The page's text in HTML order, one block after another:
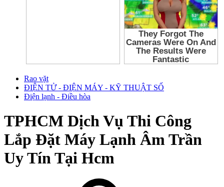
Rao vặt
ĐIỆN TỬ - ĐIỆN MÁY - KỸ THUẬT SỐ
Điện lạnh - Điều hòa
TPHCM Dịch Vụ Thi Công
Lắp Đặt Máy Lạnh Âm Trần
Uy Tín Tại Hcm